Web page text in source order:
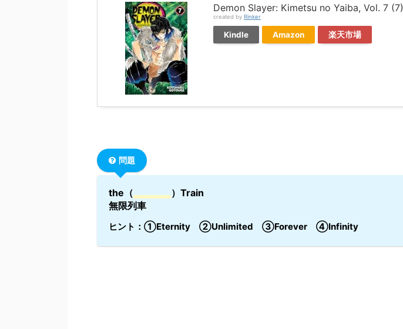
Demon Slayer: Kimetsu no Yaiba, Vol. 7 (7)
created by Rinker
Kindle Amazon 楽天市場
問題
the（
）Train
無限列車
ヒント：①Eternity ②Unlimited ③Forever ④Infinity